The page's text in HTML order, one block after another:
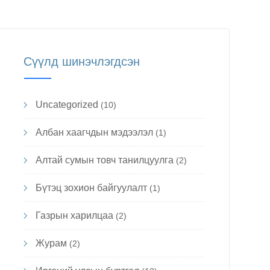
Сүүлд шинэчлэгдсэн
Uncategorized (10)
Албан хаагчдын мэдээлэл(1)
Алтай сумын товч танилцуулга (2)
Бүтэц зохион байгуулалт(1)
Газрын харилцаа (2)
Журам (2)